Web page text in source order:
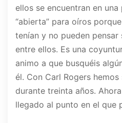
ellos se encuentran en
“abierta” para oíros
tenían y no pueden
entre ellos. Es una
animo a que busquéis
él. Con Carl Rogers
durante treinta años.
llegado al punto en el que